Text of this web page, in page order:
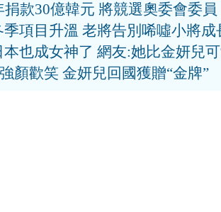
捐款30億韓元 將競選奧委會委員
項目升溫 老將告別唏噓小將成
也成女神了 網友:她比金妍兒
顏歡笑 金妍兒回國獲贈“金牌”